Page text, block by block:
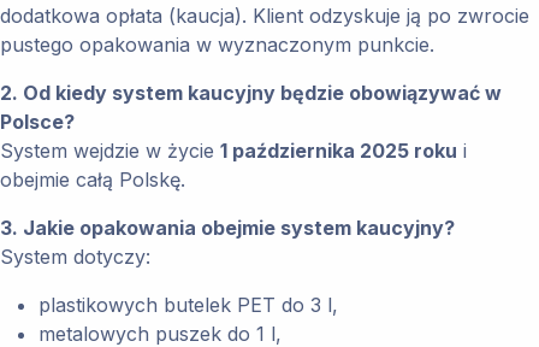
dodatkowa opłata (kaucja). Klient odzyskuje ją po zwrocie
pustego opakowania w wyznaczonym punkcie.
2. Od kiedy system kaucyjny będzie obowiązywać w
Polsce?
System wejdzie w życie 1 października 2025 roku i
obejmie całą Polskę.
3. Jakie opakowania obejmie system kaucyjny?
System dotyczy:
plastikowych butelek PET do 3 l,
metalowych puszek do 1 l,